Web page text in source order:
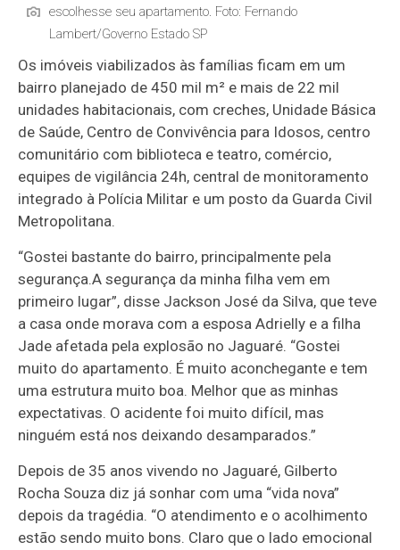
escolhesse seu apartamento. Foto: Fernando
Lambert/Governo Estado SP
Os imóveis viabilizados às famílias ficam em um
bairro planejado de 450 mil m² e mais de 22 mil
unidades habitacionais, com creches, Unidade Básica
de Saúde, Centro de Convivência para Idosos, centro
comunitário com biblioteca e teatro, comércio,
equipes de vigilância 24h, central de monitoramento
integrado à Polícia Militar e um posto da Guarda Civil
Metropolitana.
“Gostei bastante do bairro, principalmente pela
segurança.A segurança da minha filha vem em
primeiro lugar”, disse Jackson José da Silva, que teve
a casa onde morava com a esposa Adrielly e a filha
Jade afetada pela explosão no Jaguaré. “Gostei
muito do apartamento. É muito aconchegante e tem
uma estrutura muito boa. Melhor que as minhas
expectativas. O acidente foi muito difícil, mas
ninguém está nos deixando desamparados.”
Depois de 35 anos vivendo no Jaguaré, Gilberto
Rocha Souza diz já sonhar com uma “vida nova”
depois da tragédia. “O atendimento e o acolhimento
estão sendo muito bons. Claro que o lado emocional